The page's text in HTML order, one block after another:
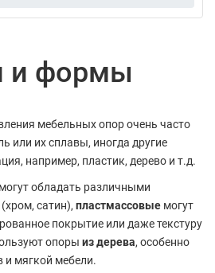
и формы
мебельных опор очень часто
или их сплавы, иногда другие
например, пластик, дерево и т.д.
обладать различными
сатин), пластмассовые могут
покрытие или даже текстуру
опоры из дерева, особенно
и мягкой мебели.